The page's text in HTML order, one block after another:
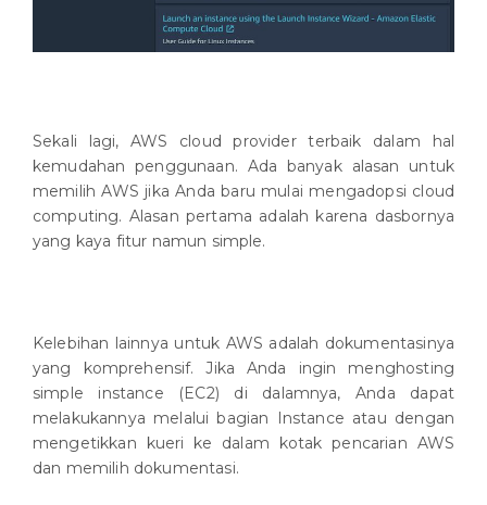
Sekali lagi, AWS cloud provider terbaik dalam hal
kemudahan penggunaan. Ada banyak alasan untuk
memilih AWS jika Anda baru mulai mengadopsi cloud
computing. Alasan pertama adalah karena dasbornya
yang kaya fitur namun simple.
Kelebihan lainnya untuk AWS adalah dokumentasinya
yang komprehensif. Jika Anda ingin menghosting
simple instance (EC2) di dalamnya, Anda dapat
melakukannya melalui bagian Instance atau dengan
mengetikkan kueri ke dalam kotak pencarian AWS
dan memilih dokumentasi.